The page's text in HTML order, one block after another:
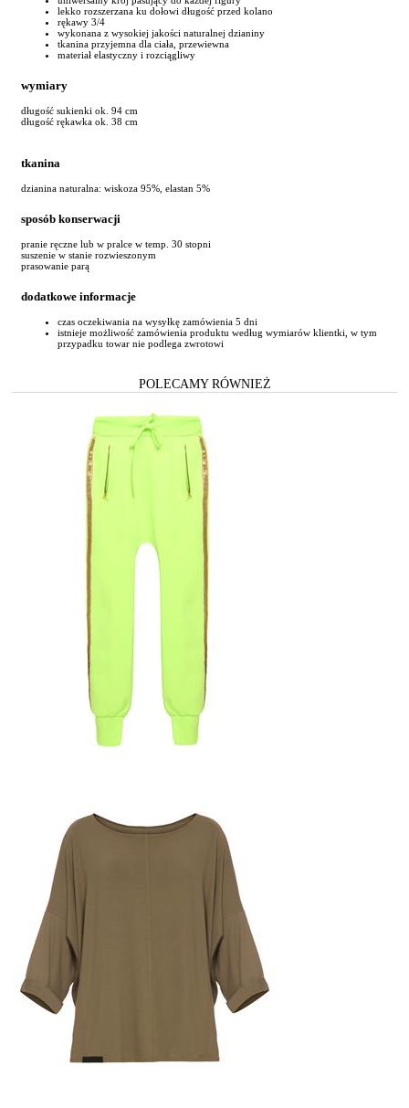
lekko rozszerzana ku dołowi długość przed kolano
rękawy 3/4
wykonana z wysokiej jakości naturalnej dzianiny
tkanina przyjemna dla ciała, przewiewna
materiał elastyczny i rozciągliwy
wymiary
długość sukienki ok. 94 cm
długość rękawka ok. 38 cm
tkanina
dzianina naturalna: wiskoza 95%, elastan 5%
sposób konserwacji
pranie ręczne lub w pralce w temp. 30 stopni
suszenie w stanie rozwieszonym
prasowanie parą
dodatkowe informacje
czas oczekiwania na wysyłkę zamówienia 5 dni
istnieje możliwość zamówienia produktu według wymiarów klientki, w tym
przypadku towar nie podlega zwrotowi
POLECAMY RÓWNIEŻ